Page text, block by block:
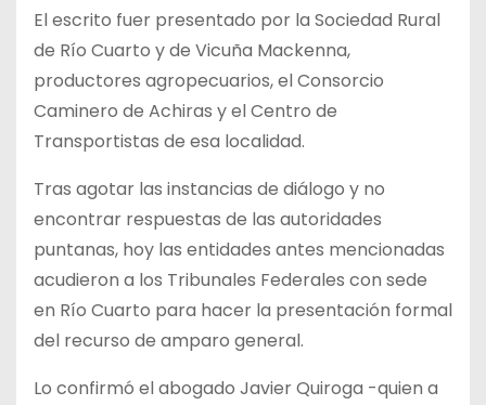
El escrito fuer presentado por la Sociedad Rural
de Río Cuarto y de Vicuña Mackenna,
productores agropecuarios, el Consorcio
Caminero de Achiras y el Centro de
Transportistas de esa localidad.
Tras agotar las instancias de diálogo y no
encontrar respuestas de las autoridades
puntanas, hoy las entidades antes mencionadas
acudieron a los Tribunales Federales con sede
en Río Cuarto para hacer la presentación formal
del recurso de amparo general.
Lo confirmó el abogado Javier Quiroga -quien a